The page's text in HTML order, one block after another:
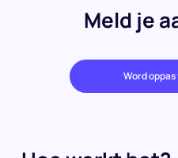
Meld je
Word oppas